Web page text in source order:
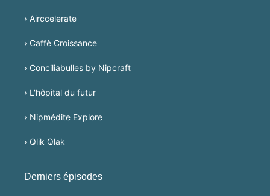
› Airccelerate
› Caffè Croissance
› Conciliabulles by Nipcraft
› L'hôpital du futur
› Nipmédite Explore
› Qlik Qlak
Derniers épisodes